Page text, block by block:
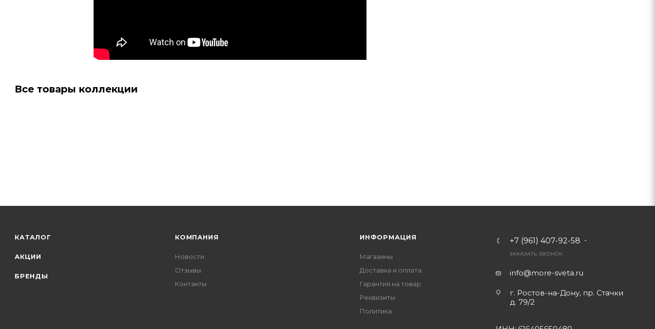
Все товары коллекции
КАТАЛОГ
АКЦИИ
БРЕНДЫ
КОМПАНИЯ
Новости
Отзывы
Контакты
ИНФОРМАЦИЯ
Магазины
Доставка и оплата
Гарантия на товар
Реквизиты
Политика
+7 (961) 407-92-58
ЗАКАЗАТЬ ЗВОНОК
info@more-sveta.ru
г. Ростов-на-Дону, пр. Стачки
д. 79/2